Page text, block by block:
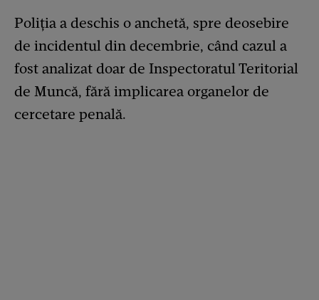
Poliția a deschis o anchetă, spre deosebire
de incidentul din decembrie, când cazul a
fost analizat doar de Inspectoratul Teritorial
de Muncă, fără implicarea organelor de
cercetare penală.